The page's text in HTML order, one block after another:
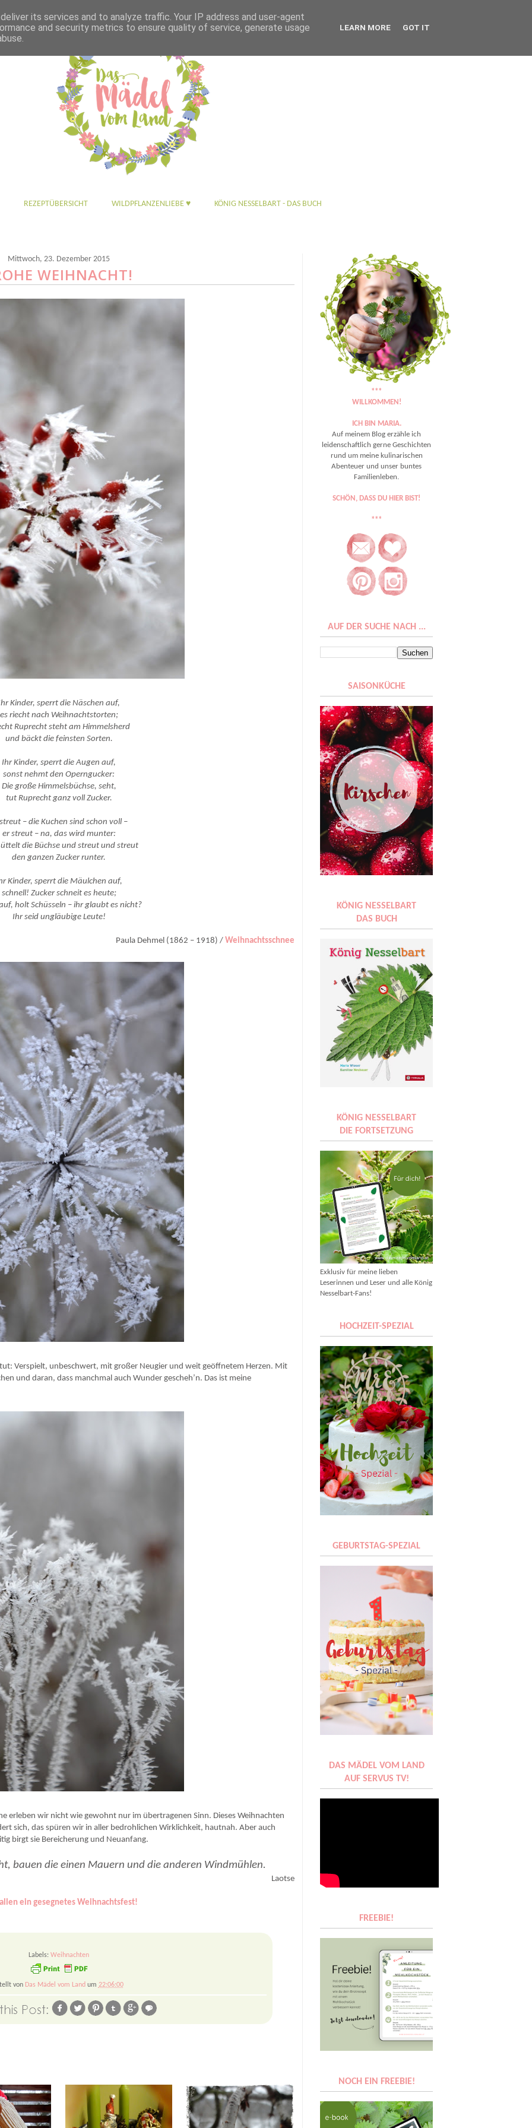
REZEPTÜBERSICHT WILDPFLANZENLIEBE ♥ KÖNIG NESSELBART - DAS BUCH
Mittwoch, 23. Dezember 2015
WEIHNACHT!
Kinder, sperrt die Näschen auf,
es riecht nach Weihnachtstorten;
Ruprecht steht am Himmelsherd
und bäckt die feinsten Sorten.
Ihr Kinder, sperrt die Augen auf,
sonst nehmt den Operngucker:
Die große Himmelsbüchse, seht,
tut Ruprecht ganz voll Zucker.
– die Kuchen sind schon voll –
er streut – na, das wird munter:
die Büchse und streut und streut
den ganzen Zucker runter.
Kinder, sperrt die Mäulchen auf,
schnell! Zucker schneit es heute;
holt Schüsseln – ihr glaubt es nicht?
Ihr seid ungläubige Leute!
Paula Dehmel (1862 – 1918) / Weihnachtsschnee
Verspielt, unbeschwert, mit großer Neugier und weit geöffnetem Herzen. Mit
und daran, dass manchmal auch Wunder gescheh’n. Das ist meine
erleben wir nicht wie gewohnt nur im übertragenen Sinn. Dieses Weihnachten
sich, das spüren wir in aller bedrohlichen Wirklichkeit, hautnah. Aber auch
birgt sie Bereicherung und Neuanfang.
bauen die einen Mauern und die anderen Windmühlen.
Laotse
ein gesegnetes Weihnachtsfest!
Labels: Weihnachten
von Das Mädel vom Land um 22:06:00
***
WILLKOMMEN!
ICH BIN MARIA.
Auf meinem Blog erzähle ich
leidenschaftlich gerne Geschichten
rund um meine kulinarischen
Abenteuer und unser buntes
Familienleben.
SCHÖN, DASS DU HIER BIST!
***
AUF DER SUCHE NACH ...
SAISONKÜCHE
KÖNIG NESSELBART
DAS BUCH
KÖNIG NESSELBART
DIE FORTSETZUNG
Exklusiv für meine lieben
Leserinnen und Leser und alle König
Nesselbart-Fans!
HOCHZEIT-SPEZIAL
GEBURTSTAG-SPEZIAL
DAS MÄDEL VOM LAND
AUF SERVUS TV!
FREEBIE!
NOCH EIN FREEBIE!
its services and to analyze traffic. Your IP address and user-agent
and security metrics to ensure quality of service, generate usage
LEARN MORE GOT IT